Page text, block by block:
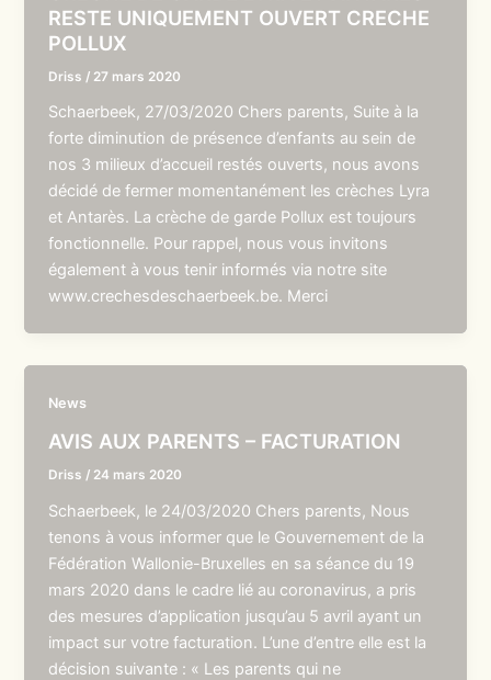
RESTE UNIQUEMENT OUVERT CRECHE
POLLUX
Driss / 27 mars 2020
Schaerbeek, 27/03/2020 Chers parents, Suite à la
forte diminution de présence d’enfants au sein de
nos 3 milieux d’accueil restés ouverts, nous avons
décidé de fermer momentanément les crèches Lyra
et Antarès. La crèche de garde Pollux est toujours
fonctionnelle. Pour rappel, nous vous invitons
également à vous tenir informés via notre site
www.crechesdeschaerbeek.be. Merci
News
AVIS AUX PARENTS – FACTURATION
Driss / 24 mars 2020
Schaerbeek, le 24/03/2020 Chers parents, Nous
tenons à vous informer que le Gouvernement de la
Fédération Wallonie-Bruxelles en sa séance du 19
mars 2020 dans le cadre lié au coronavirus, a pris
des mesures d’application jusqu’au 5 avril ayant un
impact sur votre facturation. L’une d’entre elle est la
décision suivante : « Les parents qui ne